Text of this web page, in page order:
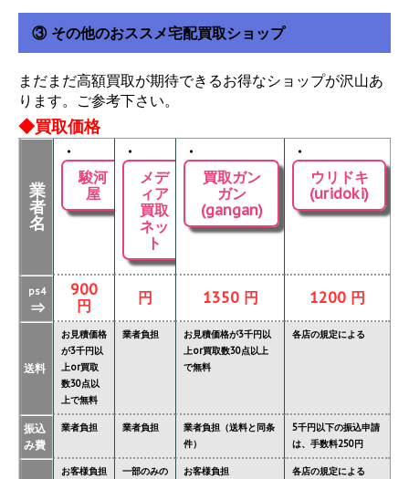
③ その他のおススメ宅配買取ショップ
まだまだ高額買取が期待できるお得なショップが沢山あ
ります。ご参考下さい。
◆買取価格
業
者
名
・
駿河
屋
・
メデ
ィア
買取
ネッ
ト
・
買取ガン
ガン
(gangan)
・
ウリドキ
(uridoki)
ps4
⇒
900
円
円 1350 円 1200 円
送料
お見積価格
が3千円以
上or買取
数30点以
上で無料
業者負担
お見積価格が3千円以
上or買取数30点以上
で無料
各店の規定による
振込
み費
業者負担 業者負担
業者負担（送料と同条
件）
5千円以下の振込申請
は、手数料250円
お客様負担
一部のみの
お客様負担 各店の規定による